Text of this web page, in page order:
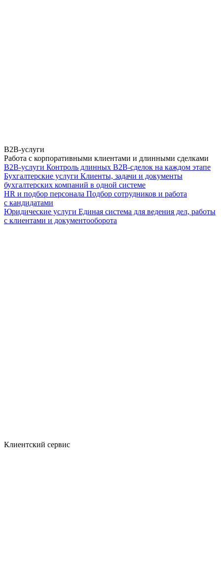
B2B-услуги
Работа с корпоративными клиентами и длинными сделками
B2B-услуги Контроль длинных B2B-сделок на каждом этапе
Бухгалтерские услуги Клиенты, задачи и документы
бухгалтерских компаний в одной системе
HR и подбор персонала Подбор сотрудников и работа
с кандидатами
Юридические услуги Единая система для ведения дел, работы
с клиентами и документооборота
Клиентский сервис